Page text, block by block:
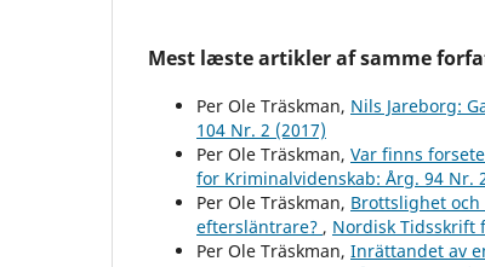
Mest læste artikler af samme
Per Ole Träskman, Nils Jareborg:
104 Nr. 2 (2017)
Per Ole Träskman, Var finns
for Kriminalvidenskab: Årg. 94 Nr.
Per Ole Träskman, Brottslighet
eftersläntrare? , Nordisk Tidsskrift
Per Ole Träskman, Inrättandet av